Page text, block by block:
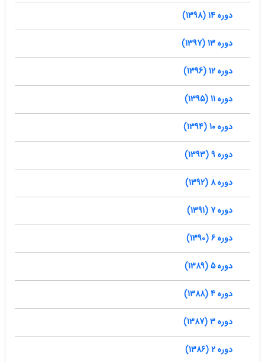
دوره 14 (1398)
دوره 13 (1397)
دوره 12 (1396)
دوره 11 (1395)
دوره 10 (1394)
دوره 9 (1393)
دوره 8 (1392)
دوره 7 (1391)
دوره 6 (1390)
دوره 5 (1389)
دوره 4 (1388)
دوره 3 (1387)
دوره 2 (1386)